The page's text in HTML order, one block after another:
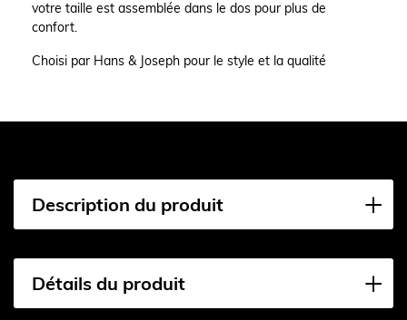
votre taille est assemblée dans le dos pour plus de
confort.
Choisi par Hans & Joseph pour le style et la qualité
Description du produit
Détails du produit